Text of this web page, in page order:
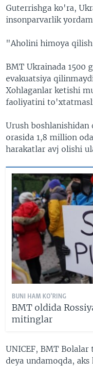
Guterrishga ko'ra,
insonparvarlik
"Aholini himoya
BMT Ukrainada 1500
evakuatsiya
Xohlaganlar ketishi
faoliyatini
Urush boshlanishidan
orasida 1,8 million
harakatlar avj olishi
BUNI HAM KO'RING
BMT oldida
mitinglar
UNICEF, BMT
deya undamoqda,